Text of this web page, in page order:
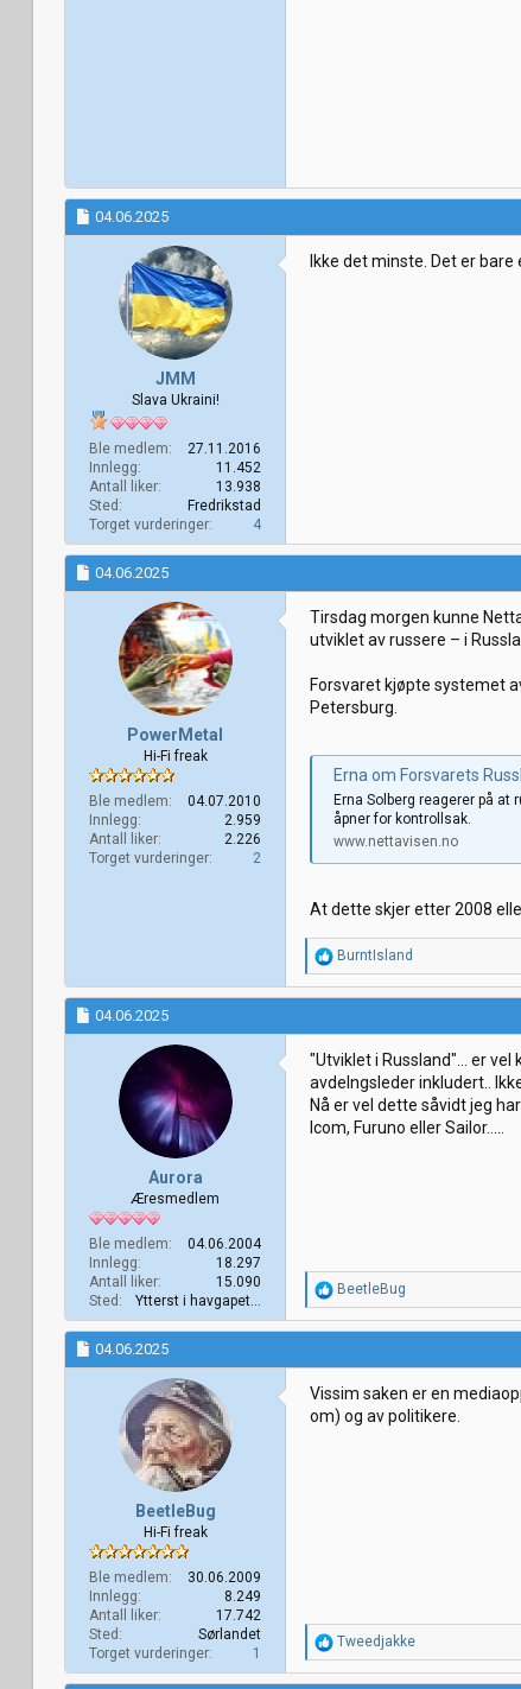
04.06.2025
JMM
Slava Ukraini!
Ble medlem
27.11.2016
Innlegg
11.452
Antall liker
13.938
Sted
Fredrikstad
Torget vurderinger
4
Ikke det minste. Det er
04.06.2025
PowerMetal
Hi-Fi freak
Ble medlem
04.07.2010
Innlegg
2.959
Antall liker
2.226
Torget vurderinger
2
Tirsdag morgen kunne
utviklet av russere – i
Forsvaret kjøpte systemet
Petersburg.
Erna om Forsvarets
Erna Solberg reagerer på
åpner for kontrollsak.
www.nettavisen.no
At dette skjer etter 2008
R
e
a
s
o
n
e
r
BurntIsland
04.06.2025
Aurora
Æresmedlem
Ble medlem
04.06.2004
Innlegg
18.297
Antall liker
15.090
Sted
Ytterst i havgapet...
"Utviklet i Russland"... er
avdelngsleder inkludert..
Nå er vel dette såvidt jeg
Icom, Furuno eller Sailor.....
R
e
a
s
o
n
BeetleBug
04.06.2025
BeetleBug
Hi-Fi freak
Ble medlem
30.06.2009
Innlegg
8.249
Antall liker
17.742
Sted
Sørlandet
Torget vurderinger
1
Vissim saken er en
om) og av politikere.
R
e
a
Tweedjakke